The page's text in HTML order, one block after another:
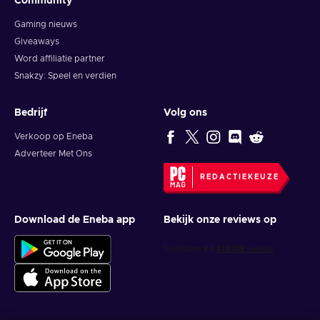
Gaming nieuws
Giveaways
Word affiliatie partner
Snakzy: Speel en verdien
Bedrijf
Verkoop op Eneba
Adverteer Met Ons
Volg ons
REDACTIEKEUZE
Download de Eneba app Bekijk onze reviews op